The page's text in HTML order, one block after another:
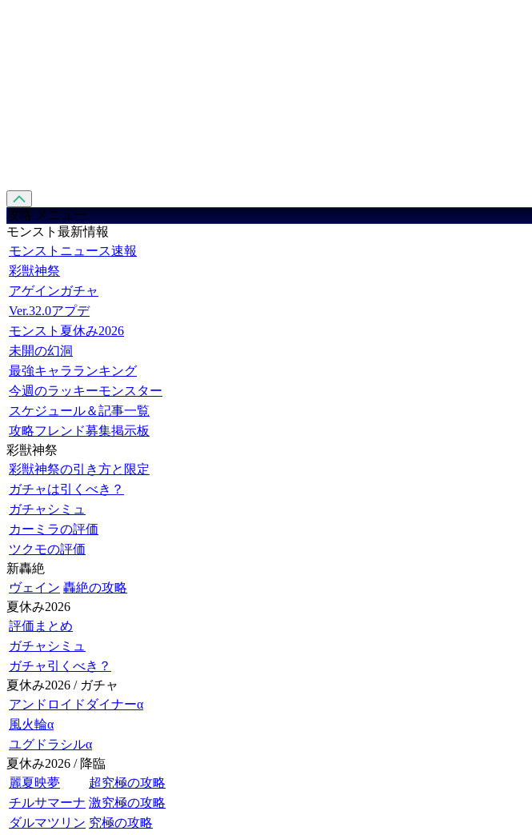
攻略 メニュー
モンスト最新情報
モンストニュース速報
彩獣神祭
アゲインガチャ
Ver.32.0アプデ
モンスト夏休み2026
未開の幻洞
最強キャラランキング
今週のラッキーモンスター
スケジュール＆記事一覧
攻略フレンド募集掲示板
彩獣神祭
彩獣神祭の引き方と限定
ガチャは引くべき？
ガチャシミュ
カーミラの評価
ツクモの評価
新轟絶
ヴェイン 轟絶の攻略
夏休み2026
評価まとめ
ガチャシミュ
ガチャ引くべき？
夏休み2026 / ガチャ
アンドロイドダイナーα
風火輪α
ユグドラシルα
夏休み2026 / 降臨
麗夏映夢
超究極の攻略
チルサマーナ 激究極の攻略
ダルマツリン 究極の攻略